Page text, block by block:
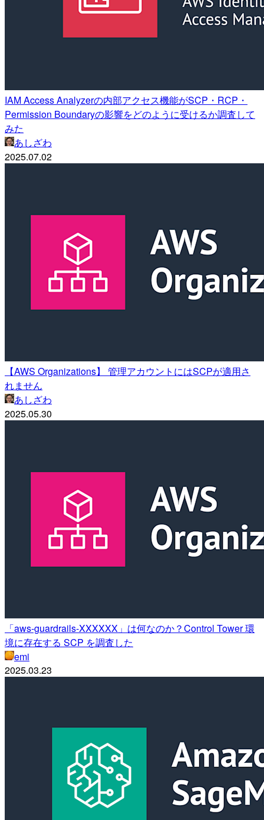
IAM Access Analyzerの内部アクセス機能がSCP・RCP・
Permission Boundaryの影響をどのように受けるか調査して
みた
あしざわ
2025.07.02
【AWS Organizations】 管理アカウントにはSCPが適用さ
れません
あしざわ
2025.05.30
「aws-guardrails-XXXXXX」は何なのか？Control Tower 環
境に存在する SCP を調査した
emi
2025.03.23